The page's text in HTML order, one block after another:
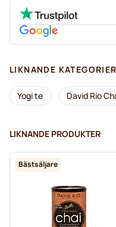
LIKNANDE KATEGORIER
Yogi te David Rio
LIKNANDE PRODUKTER
Bästsäljare